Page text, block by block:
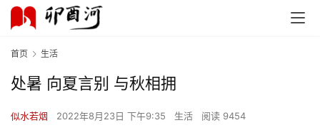
首页 生活
处暑 向夏言别 与秋相拥
似水若烟 2022年8月23日 下午9:35 生活 阅读 9454